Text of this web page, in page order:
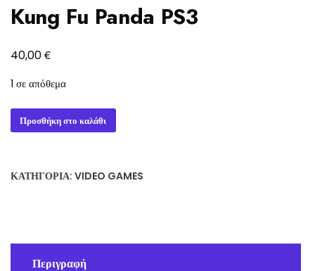
Kung Fu Panda PS3
40,00€
1 σε απόθεμα
Kung
Fu
ποσότητα
Προσθήκη στο καλάθι
ΚΑΤΗΓΟΡΊΑ: VIDEO GAMES
Περιγραφή